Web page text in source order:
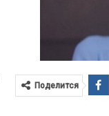
Поделится